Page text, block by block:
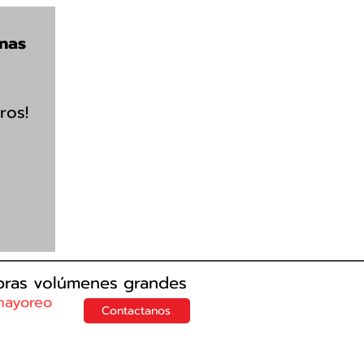
volúmenes grandes
Contactanos